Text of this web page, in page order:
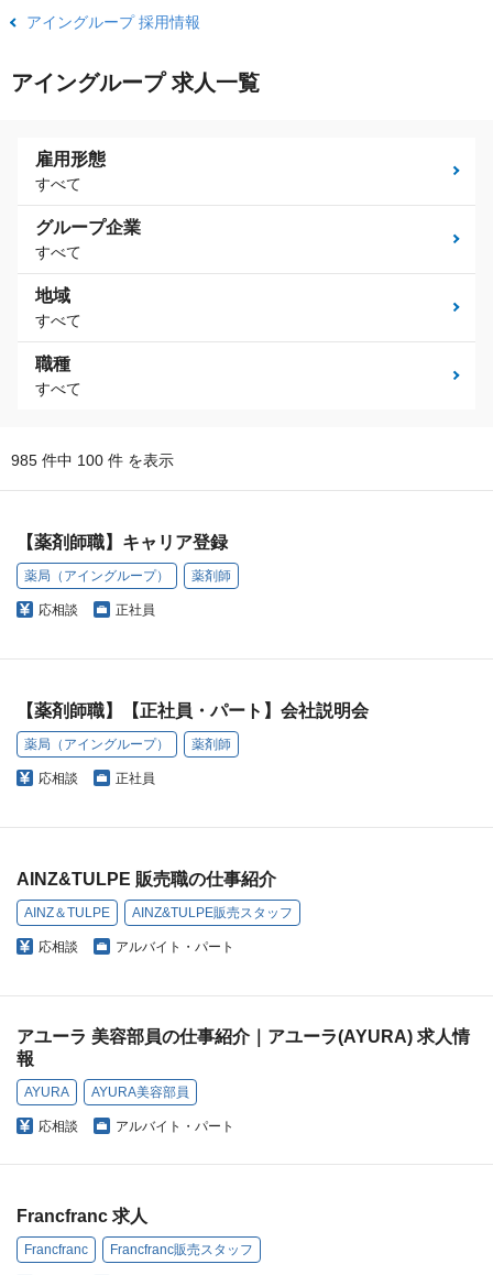
アイングループ 採用情報
アイングループ 求人一覧
雇用形態
すべて
グループ企業
すべて
地域
すべて
職種
すべて
985 件中 100 件 を表示
【薬剤師職】キャリア登録
薬局（アイングループ） 薬剤師
応相談 正社員
【薬剤師職】【正社員・パート】会社説明会
薬局（アイングループ） 薬剤師
応相談 正社員
AINZ&TULPE 販売職の仕事紹介
AINZ＆TULPE AINZ&TULPE販売スタッフ
応相談 アルバイト・パート
アユーラ 美容部員の仕事紹介｜アユーラ(AYURA) 求人情
報
AYURA AYURA美容部員
応相談 アルバイト・パート
Francfranc 求人
Francfranc Francfranc販売スタッフ